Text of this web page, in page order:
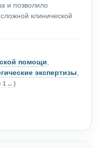
и позволило
клинической
помощи,
экспертизы,
... )